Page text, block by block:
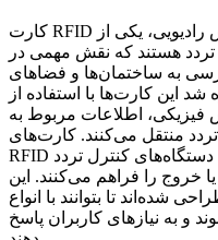
کارت RFID یا به عبارت دیگر شناسایی با فرکانس رادیویی، یکی از
هستند که نقش مهمی در
به ساختمان‌ها و فضاهای
این کارت‌ها با استفاده از
فیزیکی، اطلاعات مربوط به
منتقل می‌کنند. کارت‌های
RFID به سادگی با قرار گرفتن مقابل دستگاه‌های کنترل تردد
خروج را فراهم می‌کنند. این
شده‌اند تا بتوانند با انواع
و به نیازهای کاربران پاسخ